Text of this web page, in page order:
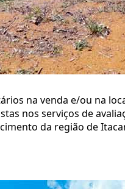
na venda e/ou na
nos serviços de
da região de